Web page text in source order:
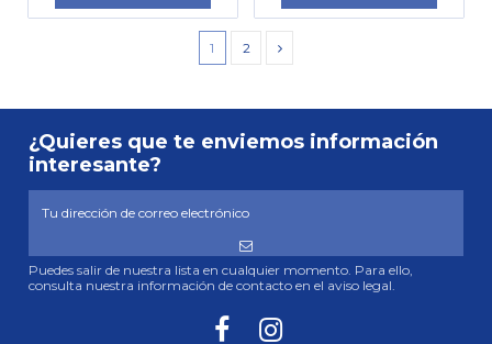
1 2
¿Quieres que te enviemos información
interesante?
Puedes salir de nuestra lista en cualquier momento. Para ello,
consulta nuestra información de contacto en el aviso legal.